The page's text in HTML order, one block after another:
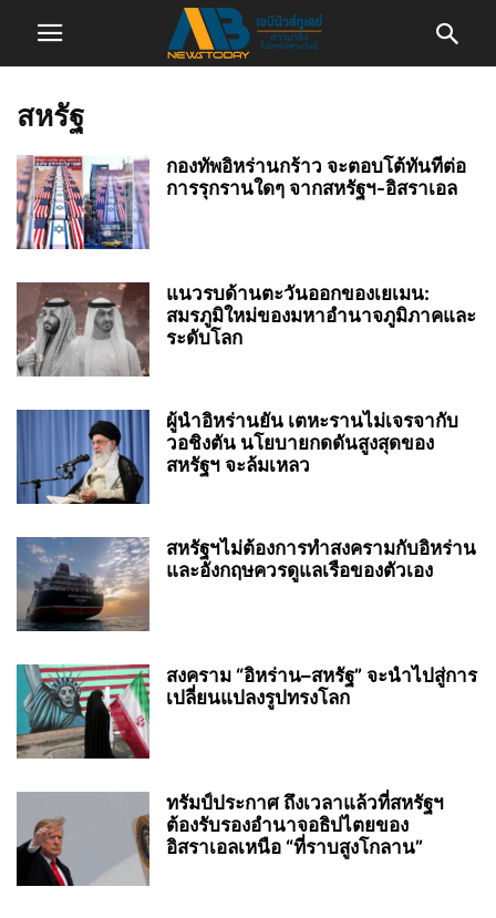
สหรัฐ
กองทัพอิหร่านกร้าว จะตอบโต้ทันทีต่อ
การรุกรานใดๆ จากสหรัฐฯ-อิสราเอล
แนวรบด้านตะวันออกของเยเมน:
สมรภูมิใหม่ของมหาอำนาจภูมิภาคและ
ระดับโลก
ผู้นำอิหร่านยัน เตหะรานไม่เจรจากับ
วอชิงตัน นโยบายกดดันสูงสุดของ
สหรัฐฯ จะล้มเหลว
สหรัฐฯไม่ต้องการทำสงครามกับอิหร่าน
และอังกฤษควรดูแลเรือของตัวเอง
สงคราม “อิหร่าน–สหรัฐ” จะนำไปสู่การ
เปลี่ยนแปลงรูปทรงโลก
ทรัมป์ประกาศ ถึงเวลาแล้วที่สหรัฐฯ
ต้องรับรองอำนาจอธิปไตยของ
อิสราเอลเหนือ “ที่ราบสูงโกลาน”